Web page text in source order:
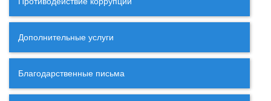
Дополнительные услуги
Благодарственные письма